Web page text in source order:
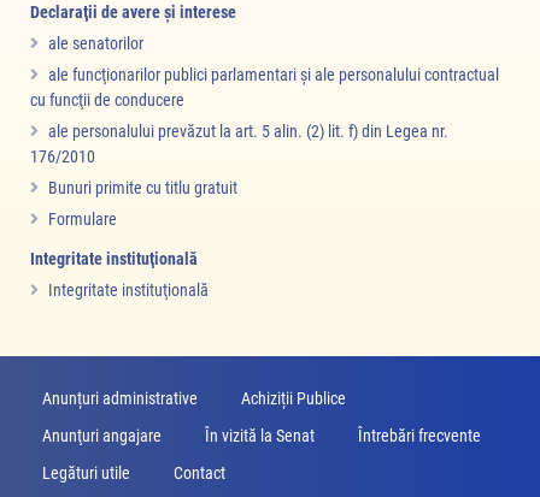
Declaraţii de avere şi interese
ale senatorilor
ale funcţionarilor publici parlamentari şi ale personalului contractual
cu funcţii de conducere
ale personalului prevăzut la art. 5 alin. (2) lit. f) din Legea nr.
176/2010
Bunuri primite cu titlu gratuit
Formulare
Integritate instituţională
Integritate instituţională
Anunțuri administrative
Achiziții Publice
Anunţuri angajare
În vizită la Senat
Întrebări frecvente
Legături utile
Contact